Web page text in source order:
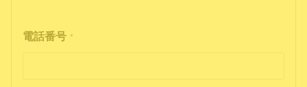
電話番号 *